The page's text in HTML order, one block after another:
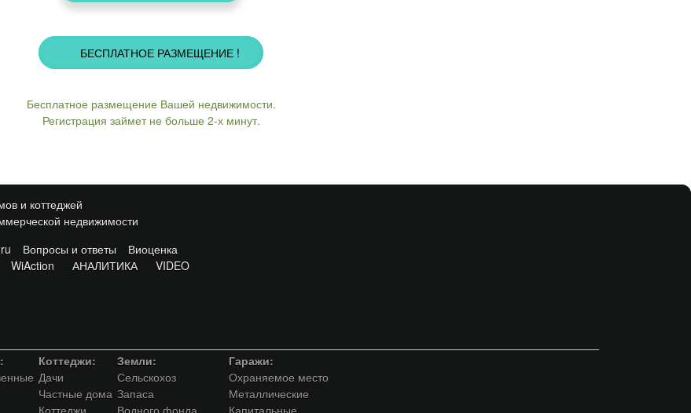
БЕСПЛАТНОЕ РАЗМЕЩЕНИЕ !
Бесплатное размещение Вашей недвижимости.
Регистрация займет не больше 2-х минут.
и коттеджей
недвижимости
Вопросы и ответы
Виоценка
WiAction АНАЛИТИКА
VIDEO
Коттеджи:
Дачи
Частные дома
Коттеджи
Земли:
Сельскохоз
Запаса
Водного фонда
Гаражи:
Охраняемое место
Металлические
Капитальные